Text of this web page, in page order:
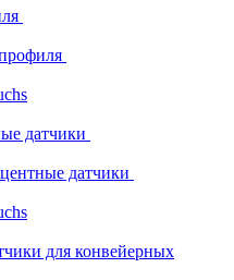
датчики
датчики
для конвейерных